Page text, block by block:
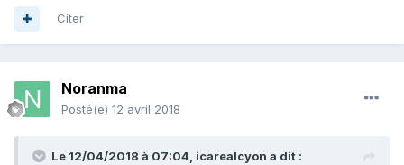
Citer
Noranma
Posté(e) 12 avril 2018
Le 12/04/2018 à 07:04, icarealcyon a dit :